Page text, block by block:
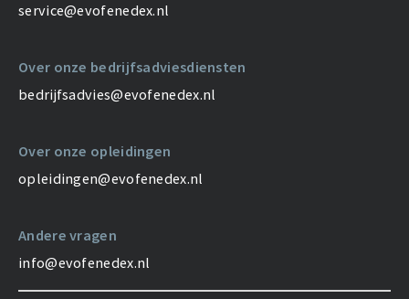
service@evofenedex.nl
Over onze bedrijfsadviesdiensten
bedrijfsadvies@evofenedex.nl
Over onze opleidingen
opleidingen@evofenedex.nl
Andere vragen
info@evofenedex.nl